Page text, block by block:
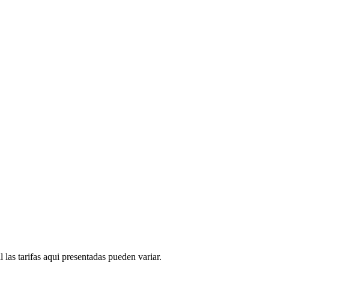
tarifas aqui presentadas pueden variar.